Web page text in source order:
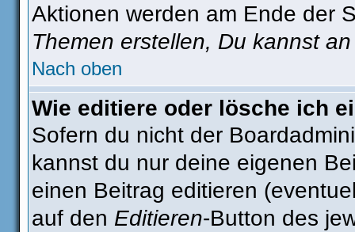
Aktionen werden am Ende der
Themen erstellen, Du kannst
Nach oben
Wie editiere oder lösche ich
Sofern du nicht der
kannst du nur deine eigenen
einen Beitrag editieren
auf den Editieren-Button des